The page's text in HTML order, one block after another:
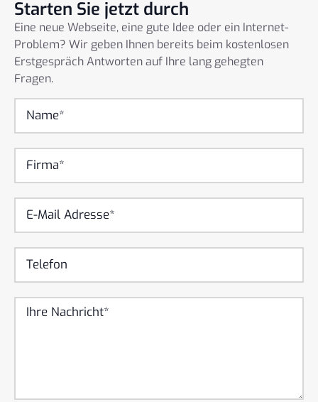
Starten Sie jetzt durch
Eine neue Webseite, eine gute Idee oder ein Internet-
Problem? Wir geben Ihnen bereits beim kostenlosen
Erstgespräch Antworten auf Ihre lang gehegten
Fragen.